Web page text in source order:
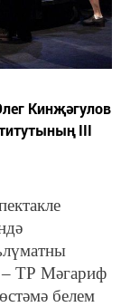
Кинҗәгулов
III
– ТР Мәгариф
белем